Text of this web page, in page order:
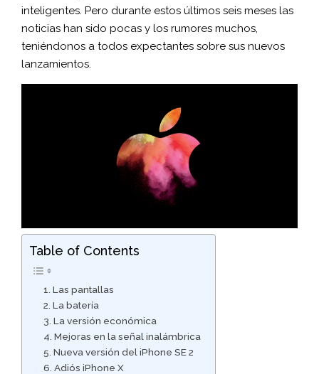
inteligentes. Pero durante estos últimos seis meses las
noticias han sido pocas y los rumores muchos,
teniéndonos a todos expectantes sobre sus nuevos
lanzamientos.
Table of Contents
Las pantallas
La batería
La versión económica
Mejoras en la señal inalámbrica
Nueva versión del iPhone SE 2
Adiós iPhone X